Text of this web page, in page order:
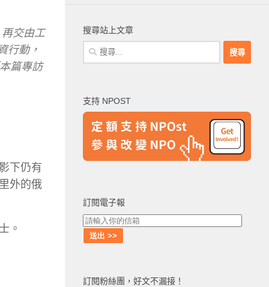
交由工
行動，
篇專訪
下仍有
外的俄
。
搜尋站上文章
搜
尋
字:
支持 NPOST
訂閱電子報
訂閱粉絲團，好文不漏接！